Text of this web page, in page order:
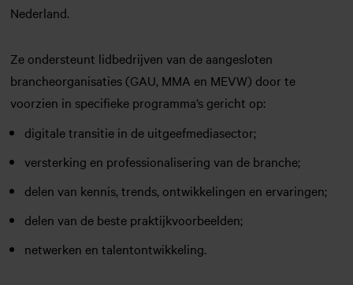
Nederland.
Ze ondersteunt lidbedrijven van de aangesloten
brancheorganisaties (GAU, MMA en MEVW) door te
voorzien in specifieke programma’s gericht op:
digitale transitie in de uitgeefmediasector;
versterking en professionalisering van de branche;
delen van kennis, trends, ontwikkelingen en ervaringen;
delen van de beste praktijkvoorbeelden;
netwerken en talentontwikkeling.